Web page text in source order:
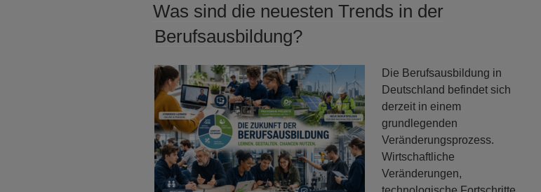
Was sind die neuesten Trends in der
Berufsausbildung?
Die Berufsausbildung in
Deutschland befindet sich
derzeit in einem
grundlegenden
Veränderungsprozess.
Wirtschaftliche
Veränderungen,